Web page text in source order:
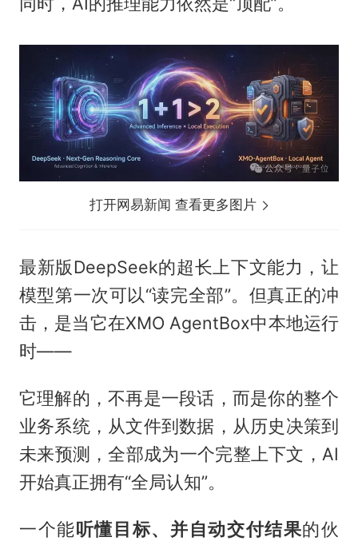
打开网易新闻 查看更多图片
最新版DeepSeek的超长上下文能力，让
模型第一次可以“读完全部”。但真正的冲
击，是当它在XMO AgentBox中本地运行
时——
它理解的，不再是一段话，而是你的整个
业务系统，从文件到数据，从历史决策到
未来预测，全部成为一个完整上下文，AI
开始真正拥有“全局认知”。
一个能听懂目标、并自动交付结果的伙